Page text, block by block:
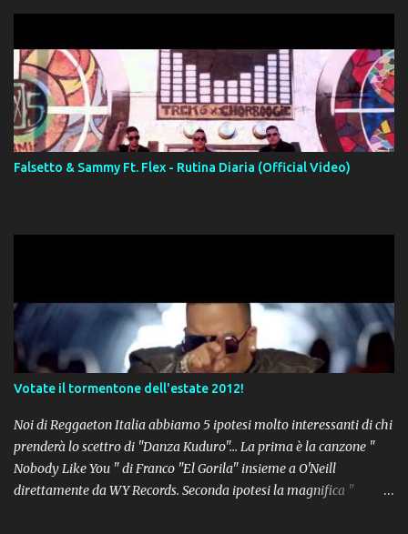
Falsetto & Sammy Ft. Flex - Rutina Diaria (Official Video)
Votate il tormentone dell'estate 2012!
Noi di Reggaeton Italia abbiamo 5 ipotesi molto interessanti di chi
prenderà lo scettro di "Danza Kuduro"... La prima è la canzone "
Nobody Like You " di Franco "El Gorila" insieme a O'Neill
direttamente da WY Records. Seconda ipotesi la magnifica "